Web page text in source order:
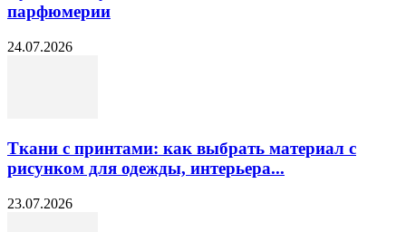
парфюмерии
24.07.2026
Ткани с принтами: как выбрать материал с
рисунком для одежды, интерьера...
23.07.2026